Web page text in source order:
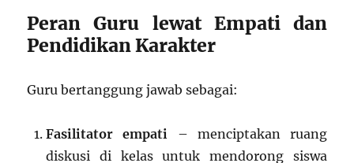
Peran Guru lewat Empati dan
Pendidikan Karakter
Guru bertanggung jawab sebagai:
Fasilitator empati – menciptakan ruang
diskusi di kelas untuk mendorong siswa